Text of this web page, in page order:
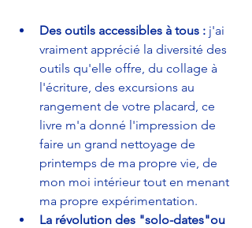
Des outils accessibles à tous : j'ai
vraiment apprécié la diversité des
outils qu'elle offre, du collage à
l'écriture, des excursions au
rangement de votre placard, ce
livre m'a donné l'impression de
faire un grand nettoyage de
printemps de ma propre vie, de
mon moi intérieur tout en menant
ma propre expérimentation.
La révolution des "solo-dates"ou